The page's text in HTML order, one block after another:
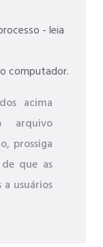
- leia
computador.
acima
prossiga
que as
usuários